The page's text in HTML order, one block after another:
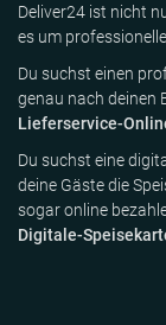
Deliver24 ist nicht
es um
Du suchst einen
genau nach deinen
Lieferservice-
Du suchst eine
deine Gäste die
sogar online
Digitale-